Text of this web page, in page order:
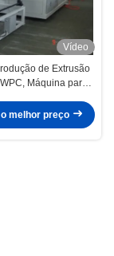
Vídeo
de Extrusão
Máquina para
de Madeira e
melhor preço